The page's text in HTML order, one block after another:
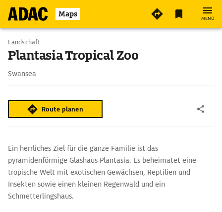
Maps MENÜ
Landschaft
Plantasia Tropical Zoo
Swansea
Route planen
Ein herrliches Ziel für die ganze Familie ist das
pyramidenförmige Glashaus Plantasia. Es beheimatet eine
tropische Welt mit exotischen Gewächsen, Reptilien und
Insekten sowie einen kleinen Regenwald und ein
Schmetterlingshaus.